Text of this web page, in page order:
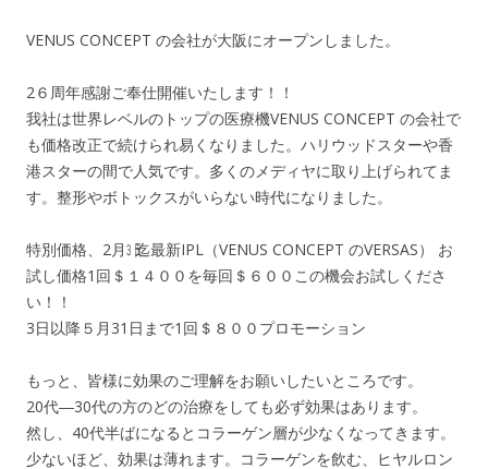
VENUS CONCEPT の会社が大阪にオープンしました。
2６周年感謝ご奉仕開催いたします！！
我社は世界レベルのトップの医療機VENUS CONCEPT の会社で
も価格改正で続けられ易くなりました。ハリウッドスターや香
港スターの間で人気です。多くのメディヤに取り上げられてま
す。整形やボトックスがいらない時代になりました。
特別価格、2月㏢迄最新IPL（VENUS CONCEPT のVERSAS） お
試し価格1回＄１４００を毎回＄６００この機会お試しくださ
い！！
3日以降５月31日まで1回＄８００プロモーション
もっと、皆様に効果のご理解をお願いしたいところです。
20代―30代の方のどの治療をしても必ず効果はあります。
然し、40代半ばになるとコラーゲン層が少なくなってきます。
少ないほど、効果は薄れます。コラーゲンを飲む、ヒヤルロン